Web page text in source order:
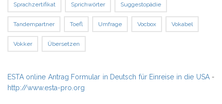
Sprachzertifikat Sprichwörter Suggestopädie
Tandempartner Toefl Umfrage Vocbox Vokabel
Vokker Übersetzen
ESTA online Antrag Formular in Deutsch für Einreise in die USA-
http://www.esta-pro.org